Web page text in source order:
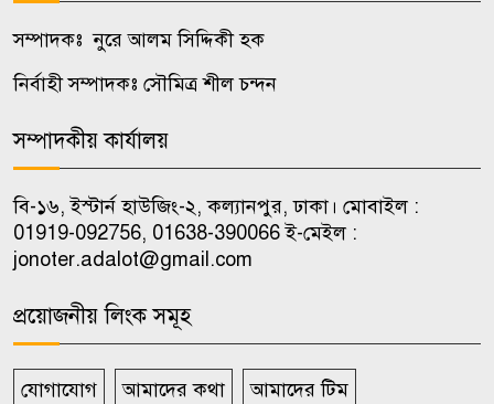
ওয়েব সিরিজ দেখে স্ত্রীকে হত্যা,
৮
৯
শৃঙ্খলাভঙ্গের অভিযোগে জাবি
ছাত্রদলের যুগ্ম আহ্বায়ককে শোকজ
১০
সম্পাদকঃ নুরে আলম সিদ্দিকী হক
নির্বাহী সম্পাদকঃ সৌমিত্র শীল চন্দন
সম্পাদকীয় কার্যালয়
বি-১৬, ইস্টার্ন হাউজিং-২, কল্যানপুর, ঢাকা। মোবাইল :
01919-092756, 01638-390066 ই-মেইল :
jonoter.adalot@gmail.com
প্রয়োজনীয় লিংক সমূহ
যোগাযোগ আমাদের কথা আমাদের টিম